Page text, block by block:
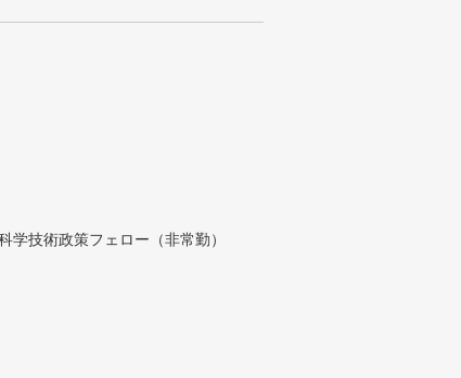
技術政策フェロー（非常勤）